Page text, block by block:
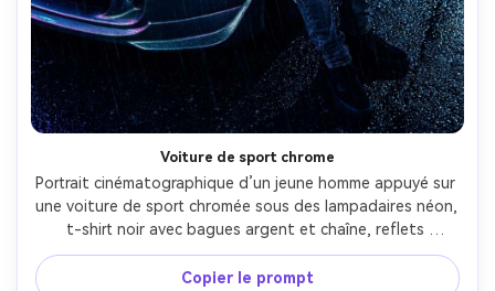
Voiture de sport chrome
Portrait cinématographique d’un jeune homme appuyé sur
une voiture de sport chromée sous des lampadaires néon,
t-shirt noir avec bagues argent et chaîne, reflets
magenta et cyan sur le capot, légère pluie, asphalte
mouillé, fines lignes VHS, pris avec Canon EOS R3, 85mm
Copier le prompt